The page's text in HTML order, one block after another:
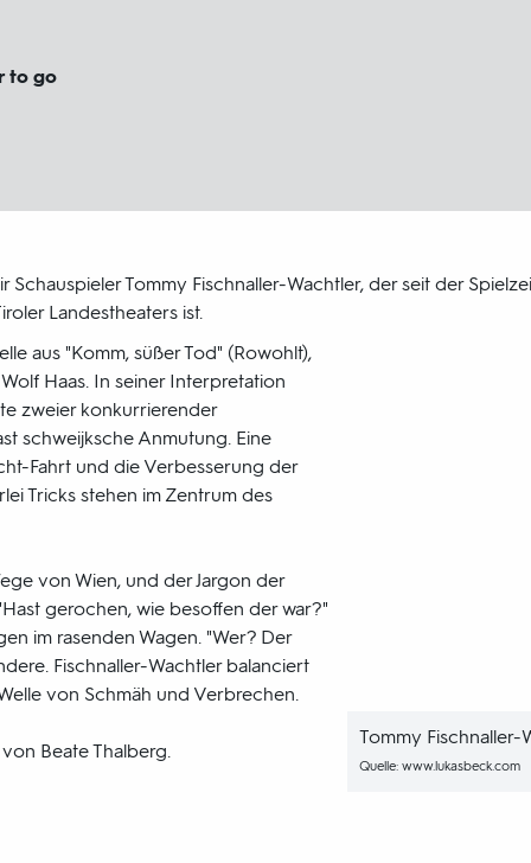
to go
Schauspieler Tommy Fischnaller-Wachtler, der seit der
Landestheaters ist.
Tommy Fischnaller-
Quelle: www.lukasbeck.com
aus "Komm, süßer Tod" (Rowohlt),
Haas. In seiner Interpretation
zweier konkurrierender
schweijksche Anmutung. Eine
Fahrt und die Verbesserung der
Tricks stehen im Zentrum des
von Wien, und der Jargon der
gerochen, wie besoffen der war?"
im rasenden Wagen. "Wer? Der
Fischnaller-Wachtler balanciert
von Schmäh und Verbrechen.
Beate Thalberg.